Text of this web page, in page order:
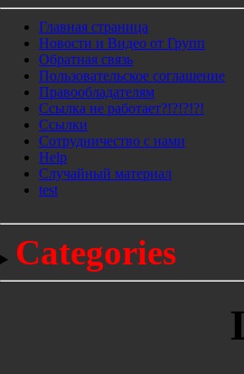
Главная страница
Новости и Видео от Групп
Обратная связь
Пользовательское соглашение
Правообладателям
Ссылка не работает?!?!?!?!
Ссылки
Сотрудничество с нами
Help
Cлучайный материал
test
Categories